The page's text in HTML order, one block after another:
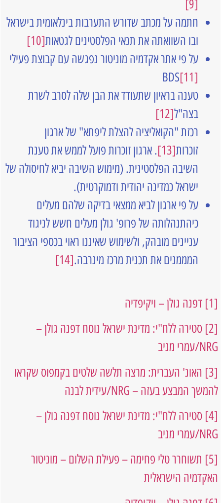
[9]
חתמה על מכתב שדורש התערבות בינלאומית בישראל
ובו השוואתה את תנאי הפלסטינים לגטאות[10]
על פי אתר אקדמיה מוניטור נפגשה עם קבוצת פעילי
BDS[11]
טענה בראיון שתעודד את הבן שלה לסרב לשרת
בצה"ל[12]
רכזת "הקואליציה להצלת ליפתא" של ארגון
זוכרות[13]
. ארגון זוכרות פועל לממש את טענת
השיבה הפלסטינית. (מימוש השיבה יביא לחיסולה של
ישראל כמדינה יהודית ודמוקרטית).
על פי ארגון לביא ממצאי בדיקה שלהם מעלים
כיהתנהלותה של פרופ' גולן מעלים חשש לניגוד
עניינים מובהק, ולשימוש שאיננו ראוי בכספי הציבור
המממנים את תכנית מרכז מינרבה.[14]
[1]
דפנה גולן – ויקיפדיה
[2]
סטירה ללח"י: מדינת ישראל נוסח דפנה גולן –
NRG/עמרי מניב
[3]
האונ' העברית: מרצה תלשה שלטים בקמפוס שקראו
להמשך המבצע בעזה – NRG/עידית לבנה
[4]
סטירה ללח"י: מדינת ישראל נוסח דפנה גולן –
NRG/עמרי מניב
[5]
תשוחרר טלי פחימה – פעילת השלום – מוניטור
האקדמיה הישראלית